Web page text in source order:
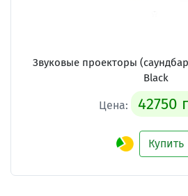
Звуковые проекторы
Black
Цена: 42750
Купить